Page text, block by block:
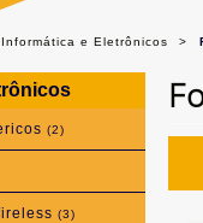
Informática e Eletrônicos
(2)
(3)